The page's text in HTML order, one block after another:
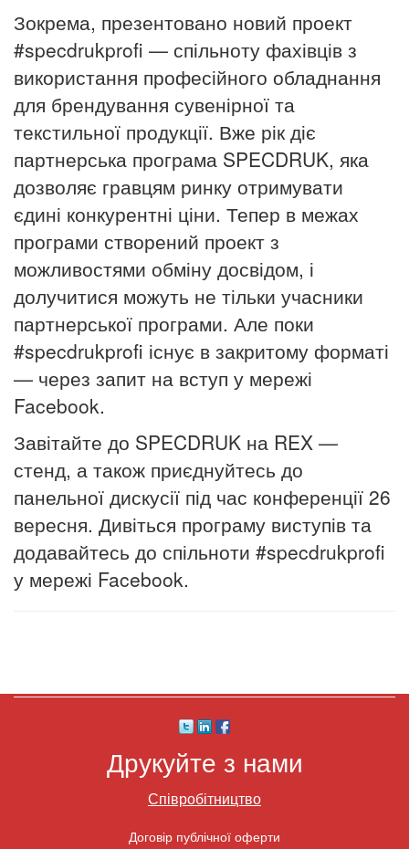
Зокрема, презентовано новий проект
#specdrukprofi — спільноту фахівців з
використання професійного обладнання
для брендування сувенірної та
текстильної продукції. Вже рік діє
партнерська програма SPECDRUK, яка
дозволяє гравцям ринку отримувати
єдині конкурентні ціни. Тепер в межах
програми створений проект з
можливостями обміну досвідом, і
долучитися можуть не тільки учасники
партнерської програми. Але поки
#specdrukprofi існує в закритому форматі
— через запит на вступ у мережі
Facebook.
Завітайте до SPECDRUK на REX —
стенд, а також приєднуйтесь до
панельної дискусії під час конференції 26
вересня. Дивіться програму виступів та
додавайтесь до спільноти #specdrukprofi
у мережі Facebook.
Друкуйте з нами
Співробітництво
Договір публічної оферти